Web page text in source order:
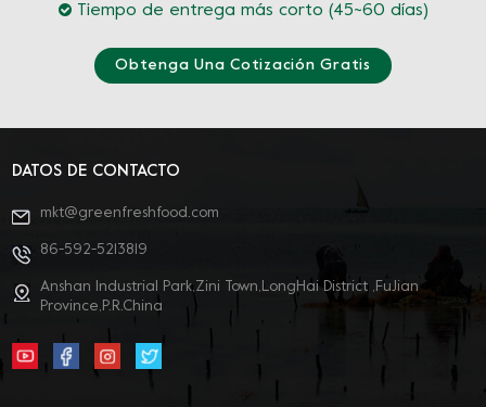
Tiempo de entrega más corto (45~60 días)
Obtenga Una Cotización Gratis
DATOS DE CONTACTO
mkt@greenfreshfood.com
86-592-5213819
Anshan Industrial Park,Zini Town,LongHai District ,FuJian
Province,P.R.China